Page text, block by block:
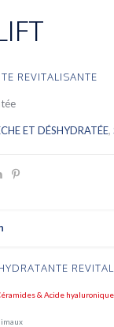
REVITALISANTE
ET DÉSHYDRATÉE,
& Acide hyaluronique